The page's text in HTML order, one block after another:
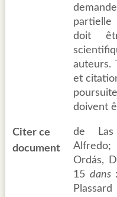
doit
auteurs.
et
doivent
Citer ce
document
de Las
Alfredo;
Ordás,
15 dans